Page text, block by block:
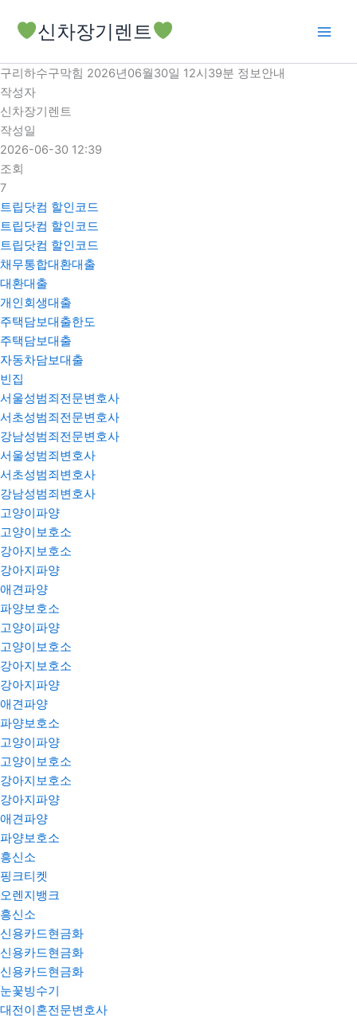
로
건
너
뛰
기
신차장기렌트
구리하수구막힘 2026년06월30일 12시39분 정보안내
작성자
신차장기렌트
작성일
2026-06-30 12:39
조회
7
트립닷컴 할인코드
트립닷컴 할인코드
트립닷컴 할인코드
채무통합대환대출
대환대출
개인회생대출
주택담보대출한도
주택담보대출
자동차담보대출
빈집
서울성범죄전문변호사
서초성범죄전문변호사
강남성범죄전문변호사
서울성범죄변호사
서초성범죄변호사
강남성범죄변호사
고양이파양
고양이보호소
강아지보호소
강아지파양
애견파양
파양보호소
고양이파양
고양이보호소
강아지보호소
강아지파양
애견파양
파양보호소
고양이파양
고양이보호소
강아지보호소
강아지파양
애견파양
파양보호소
흥신소
핑크티켓
오렌지뱅크
흥신소
신용카드현금화
신용카드현금화
신용카드현금화
눈꽃빙수기
대전이혼전문변호사